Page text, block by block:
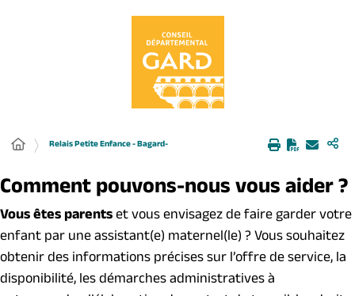
Relais Petite Enfance - Bagard-
Comment pouvons-nous vous aider ?
Vous êtes parentset vous envisagez de faire garder votre
enfant par une assistant(e) maternel(le) ? Vous souhaitez
obtenir des informations précises sur l’offre de service, la
disponibilité, les démarches administratives à